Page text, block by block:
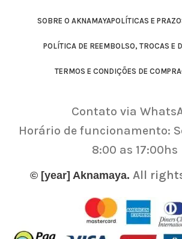
SOBRE O AKNAMAYAPOLÍTICAS E
POLÍTICA DE REEMBOLSO, TROCAS E
TERMOS E CONDIÇÕES DE COMPRA
Contato via
Horário de funcionamento:
8:00 as 17:00hs
© [year] Aknamaya. All